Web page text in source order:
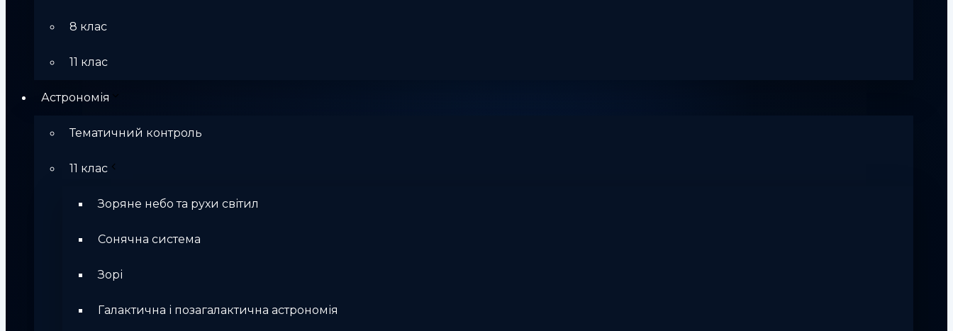
8 клас
11 клас
Астрономія
Тематичний контроль
11 клас
Зоряне небо та рухи світил
Сонячна система
Зорі
Галактична і позагалактична астрономія